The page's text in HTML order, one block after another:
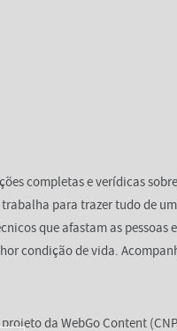
completas e verídicas
para trazer tudo de
que afastam as
condição de vida.
da WebGo Content